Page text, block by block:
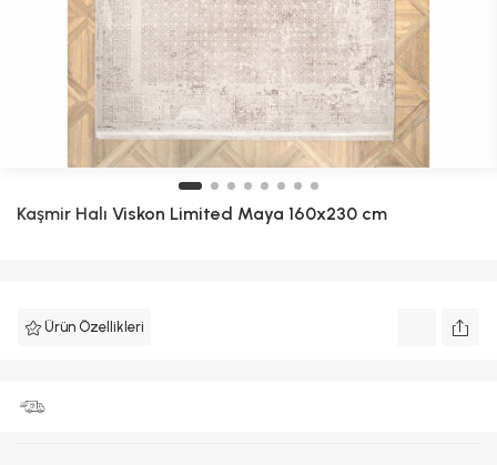
Kaşmir Halı Viskon Limited Maya 160x230 cm
Ürün Özellikleri